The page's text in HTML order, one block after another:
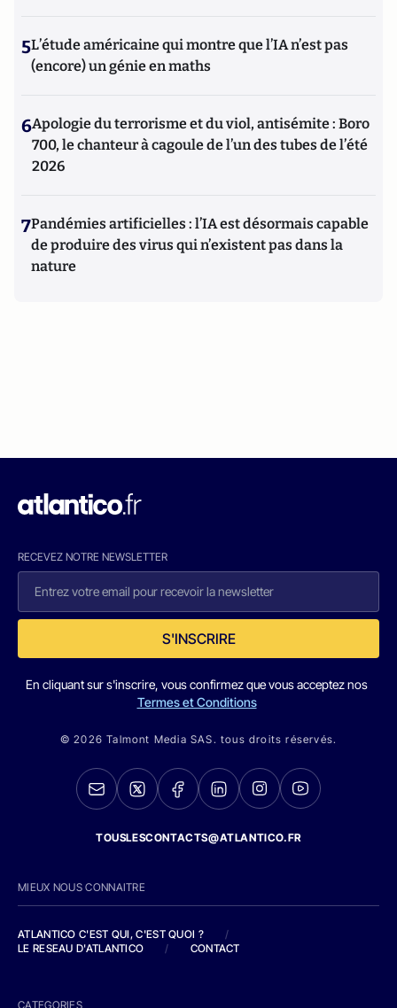
5L’étude américaine qui montre que l’IA n’est pas
(encore) un génie en maths
6Apologie du terrorisme et du viol, antisémite : Boro
700, le chanteur à cagoule de l’un des tubes de l’été
2026
7Pandémies artificielles : l’IA est désormais capable
de produire des virus qui n’existent pas dans la
nature
RECEVEZ NOTRE NEWSLETTER
S'INSCRIRE
En cliquant sur s'inscrire, vous confirmez que vous acceptez nos
Termes et Conditions
© 2026 Talmont Media SAS. tous droits réservés.
TOUSLESCONTACTS@ATLANTICO.FR
MIEUX NOUS CONNAITRE
ATLANTICO C'EST QUI, C'EST QUOI ?
/
LE RESEAU D'ATLANTICO
/ CONTACT
CATEGORIES